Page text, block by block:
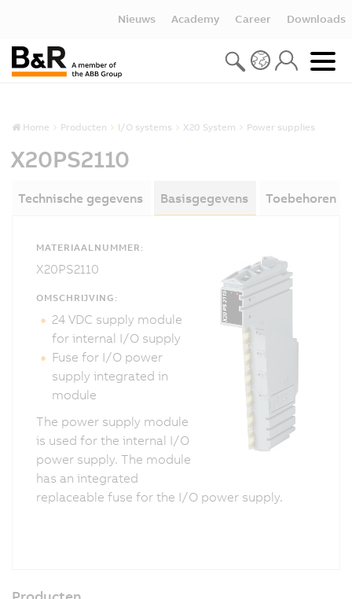
Nieuws Academy Career Downloads
Home Producten I/O systems X20 System Power supplies
X20PS2110
Technische gegevens Basisgegevens Toebehoren
MATERIAALNUMMER:
X20PS2110
OMSCHRIJVING:
24 VDC supply module
for internal I/O supply
Fuse for I/O power
supply integrated in
module
The power supply module
is used for the internal I/O
power supply. The module
has an integrated
replaceable fuse for the I/O power supply.